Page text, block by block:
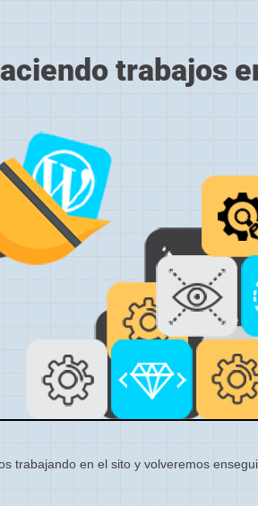
trabajos
trabajando en el sito y volveremos